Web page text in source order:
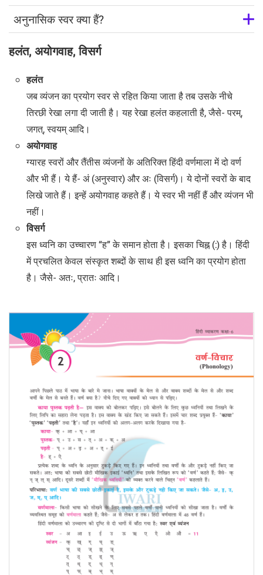
अनुनासिक स्वर क्या हैं?
हलंत, अयोगवाह, विसर्ग
हलंत
जब व्यंजन का प्रयोग स्वर से रहित किया जाता है तब उसके नीचे
तिरछी रेखा लगा दी जाती है। यह रेखा हलंत कहलाती है, जैसे- परम्,
जगत्, स्वयम् आदि।
अयोगवाह
ग्यारह स्वरों और तैंतीस व्यंजनों के अतिरिक्त हिंदी वर्णमाला में दो वर्ण
और भी हैं। ये हैं- अं (अनुस्वार) और अः (विसर्ग)। ये दोनों स्वरों के बाद
लिखे जाते हैं। इन्हें अयोगवाह कहते हैं। ये स्वर भी नहीं हैं और व्यंजन भी
नहीं।
विसर्ग
इस ध्वनि का उच्चारण “ह” के समान होता है। इसका चिह्न (:) है। हिंदी
में प्रचलित केवल संस्कृत शब्दों के साथ ही इस ध्वनि का प्रयोग होता
है। जैसे- अतः, प्रातः आदि।